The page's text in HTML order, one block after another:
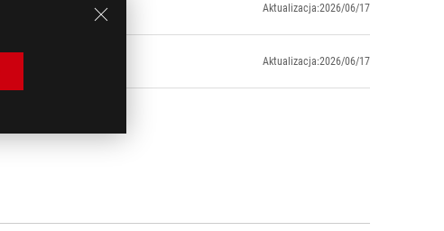
Aktualizacja:2026/06/17
Aktualizacja:2026/06/17